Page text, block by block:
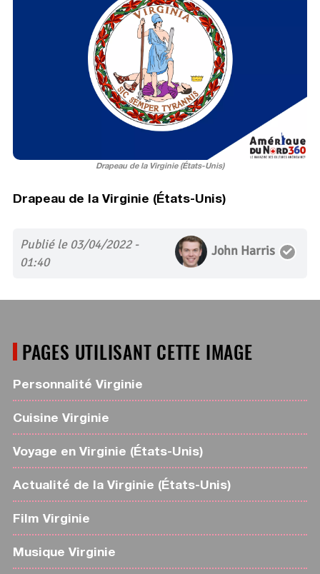
Drapeau de la Virginie (États-Unis)
Drapeau de la Virginie (États-Unis)
Publié le 03/04/2022 -
01:40
John Harris
PAGES UTILISANT CETTE IMAGE
Personnalité Virginie
Cuisine Virginie
Voyage en Virginie (États-Unis)
Actualité de la Virginie (États-Unis)
Film Virginie
Musique Virginie